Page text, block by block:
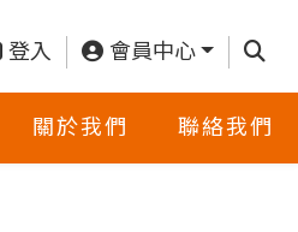
登入 會員中心 查詢
關於我們 聯絡我們